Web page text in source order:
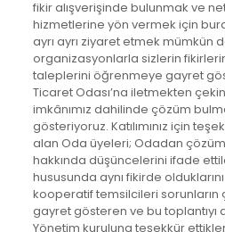
fikir alışverişinde bulunmak ve
hizmetlerine yön vermek için
ayrı ayrı ziyaret etmek mümkün
organizasyonlarla sizlerin fikirlerini,
taleplerini öğrenmeye gayret
Ticaret Odası’na iletmekten
imkânımız dahilinde çözüm
gösteriyoruz. Katılımınız için
alan Oda üyeleri; Odadan
hakkında düşüncelerini ifade
hususunda aynı fikirde
kooperatif temsilcileri sorunların
gayret gösteren ve bu toplantıyı
Yönetim kuruluna teşekkür